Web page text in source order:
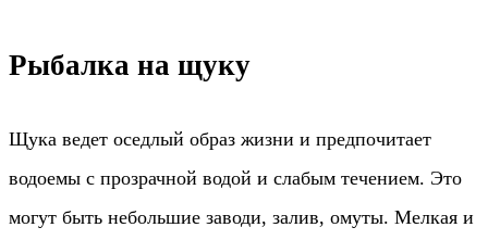
Рыбалка на щуку
Щука ведет оседлый образ жизни и предпочитает
водоемы с прозрачной водой и слабым течением. Это
могут быть небольшие заводи, залив, омуты. Мелкая и